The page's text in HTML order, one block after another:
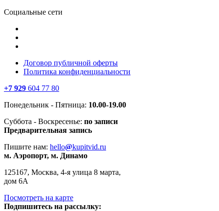
Социальные сети
Договор публичной оферты
Политика конфиденциальности
+7 929 604 77 80
Понедельник - Пятница: 10.00-19.00
Суббота - Воскресенье: по записи
Предварительная запись
Пишите нам: hello@kupitvid.ru
м. Аэропорт, м. Динамо
125167, Москва, 4-я улица 8 марта,
дом 6А
Посмотреть на карте
Подпишитесь на рассылку: